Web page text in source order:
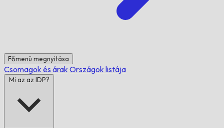
Főmenü megnyitása
Csomagok és árak Országok listája
Mi az az IDP?